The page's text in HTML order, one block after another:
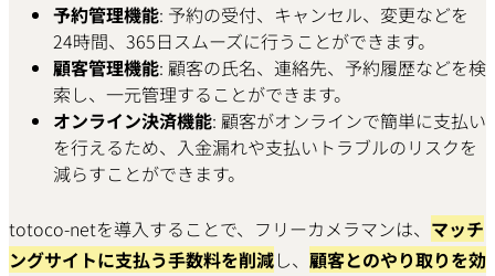
予約管理機能: 予約の受付、キャンセル、変更などを
24時間、365日スムーズに行うことができます。
顧客管理機能: 顧客の氏名、連絡先、予約履歴などを検
索し、一元管理することができます。
オンライン決済機能: 顧客がオンラインで簡単に支払い
を行えるため、入金漏れや支払いトラブルのリスクを
減らすことができます。
totoco-netを導入することで、フリーカメラマンは、 マッチ
ングサイトに支払う手数料を削減し、 顧客とのやり取りを効